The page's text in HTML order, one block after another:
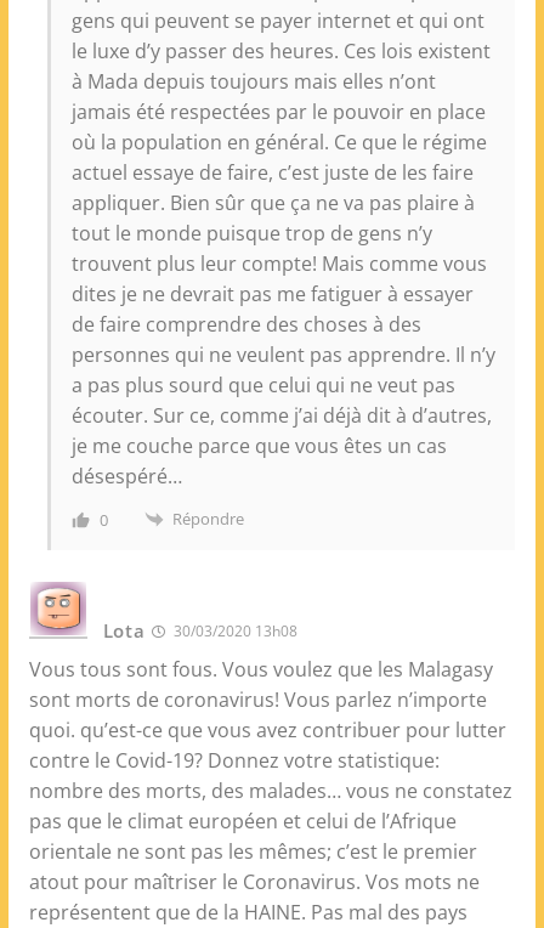
gens qui peuvent se payer internet et qui ont
le luxe d’y passer des heures. Ces lois existent
à Mada depuis toujours mais elles n’ont
jamais été respectées par le pouvoir en place
où la population en général. Ce que le régime
actuel essaye de faire, c’est juste de les faire
appliquer. Bien sûr que ça ne va pas plaire à
tout le monde puisque trop de gens n’y
trouvent plus leur compte! Mais comme vous
dites je ne devrait pas me fatiguer à essayer
de faire comprendre des choses à des
personnes qui ne veulent pas apprendre. Il n’y
a pas plus sourd que celui qui ne veut pas
écouter. Sur ce, comme j’ai déjà dit à d’autres,
je me couche parce que vous êtes un cas
désespéré…
0 Répondre
Lota 30/03/2020 13h08
Vous tous sont fous. Vous voulez que les Malagasy
sont morts de coronavirus! Vous parlez n’importe
quoi. qu’est-ce que vous avez contribuer pour lutter
contre le Covid-19? Donnez votre statistique:
nombre des morts, des malades… vous ne constatez
pas que le climat européen et celui de l’Afrique
orientale ne sont pas les mêmes; c’est le premier
atout pour maîtriser le Coronavirus. Vos mots ne
représentent que de la HAINE. Pas mal des pays